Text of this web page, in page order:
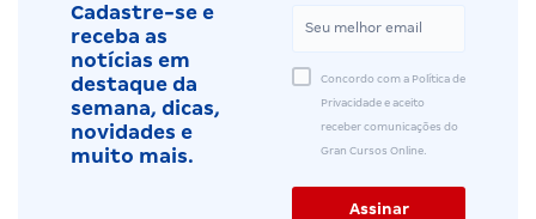
Cadastre-se e
receba as
notícias em
destaque da
semana, dicas,
novidades e
muito mais.
Concordo com a Política de
Privacidade e aceito
receber comunicações do
Gran Cursos Online.